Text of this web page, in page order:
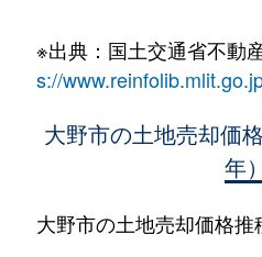
東大月
30万円
吉
30万円
※出典：国土交通省不動
s://
大野市の土地売却価
年）
大野市の土地売却価格推